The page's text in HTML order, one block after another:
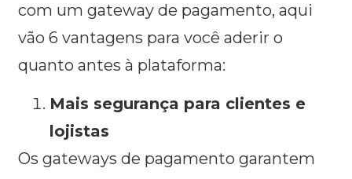
com um gateway de pagamento, aqui
vão 6 vantagens para você aderir o
quanto antes à plataforma:
Mais segurança para clientes e
lojistas
Os gateways de pagamento garantem